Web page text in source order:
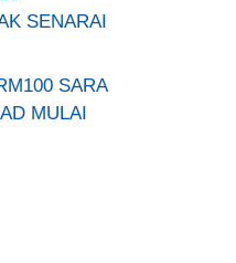
SENARAI
SARA
MULAI